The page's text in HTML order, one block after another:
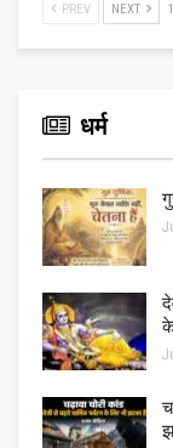
PREV NEXT
धर्म